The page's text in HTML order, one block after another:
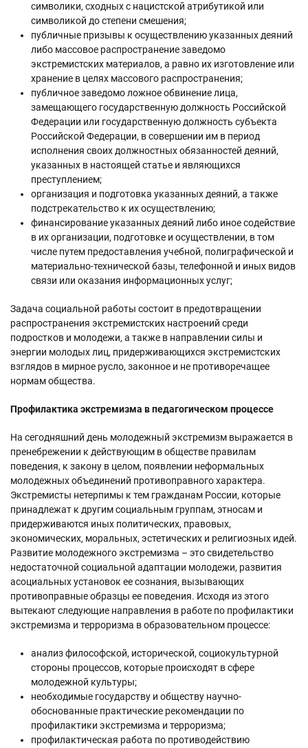
символики, сходных с нацистской атрибутикой или
символикой до степени смешения;
публичные призывы к осуществлению указанных деяний
либо массовое распространение заведомо
экстремистских материалов, а равно их изготовление или
хранение в целях массового распространения;
публичное заведомо ложное обвинение лица,
замещающего государственную должность Российской
Федерации или государственную должность субъекта
Российской Федерации, в совершении им в период
исполнения своих должностных обязанностей деяний,
указанных в настоящей статье и являющихся
преступлением;
организация и подготовка указанных деяний, а также
подстрекательство к их осуществлению;
финансирование указанных деяний либо иное содействие
в их организации, подготовке и осуществлении, в том
числе путем предоставления учебной, полиграфической и
материально-технической базы, телефонной и иных видов
связи или оказания информационных услуг;
Задача социальной работы состоит в предотвращении
распространения экстремистских настроений среди
подростков и молодежи, а также в направлении силы и
энергии молодых лиц, придерживающихся экстремистских
взглядов в мирное русло, законное и не противоречащее
нормам общества.
Профилактика экстремизма в педагогическом процессе
На сегодняшний день молодежный экстремизм выражается в
пренебрежении к действующим в обществе правилам
поведения, к закону в целом, появлении неформальных
молодежных объединений противоправного характера.
Экстремисты нетерпимы к тем гражданам России, которые
принадлежат к другим социальным группам, этносам и
придерживаются иных политических, правовых,
экономических, моральных, эстетических и религиозных идей.
Развитие молодежного экстремизма – это свидетельство
недостаточной социальной адаптации молодежи, развития
асоциальных установок ее сознания, вызывающих
противоправные образцы ее поведения. Исходя из этого
вытекают следующие направления в работе по профилактики
экстремизма и терроризма в образовательном процессе:
анализ философской, исторической, социокультурной
стороны процессов, которые происходят в сфере
молодежной культуры;
необходимые государству и обществу научно-
обоснованные практические рекомендации по
профилактики экстремизма и терроризма;
профилактическая работа по противодействию